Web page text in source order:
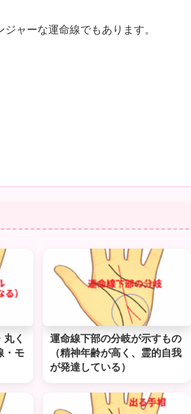
ャーな運命線でもあります。
く
・モ
運命線下部の分岐が示すもの
（精神年齢が高く、霊的自我
が発達している）